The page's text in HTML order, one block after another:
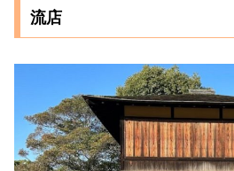
流店